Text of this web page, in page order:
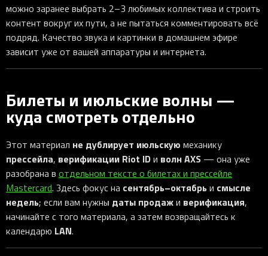
можно заранее выбрать 2–3 любимых коллектива и строить
контент вокруг их пути, а не пытаться комментировать всё
подряд. Качество звука и картинки в домашнем эфире
зависит уже от вашей аппаратуры и интернета.
Билеты и июльские волны —
куда смотреть отдельно
Этот материал не дублирует июльскую механику
прессейла, верификации Riot IDи волн AXS — она уже
разобрана в отдельном тексте о билетах и прессейле
Mastercard. Здесь фокус на сентябрь–октябрьи смысле
недель; если вам нужны даты продажи верификация,
начинайте с того материала, а затем возвращайтесь к
календарю LAN.